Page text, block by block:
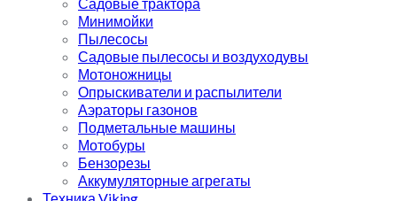
Минимойки
Пылесосы
Садовые пылесосы и воздуходувы
Мотоножницы
Опрыскиватели и распылители
Аэраторы газонов
Подметальные машины
Мотобуры
Бензорезы
Аккумуляторные агрегаты